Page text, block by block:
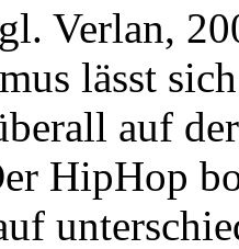
Verlan,
lässt
auf
HipHop